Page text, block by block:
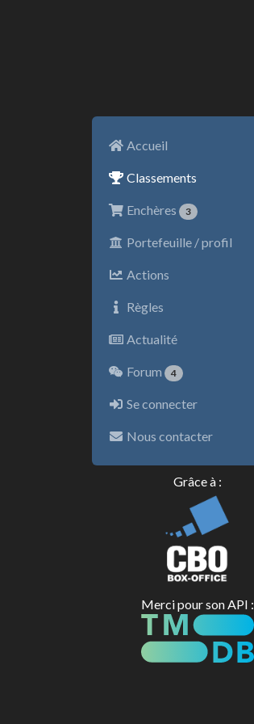
Accueil
Classements
Enchères 3
Portefeuille / profil
Actions
Règles
Actualité
Forum 4
Se connecter
Nous contacter
Grâce à :
Merci pour son API :